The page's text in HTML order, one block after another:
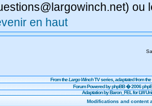
) ou
en haut
From theLargo WinchTV series, adaptated from
Forum Powered byphpBB� 2006
Adaptation by Baron_FEL for LW
Modifications and content